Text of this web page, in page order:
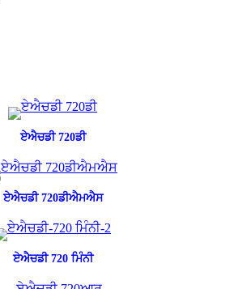
ਏਐਚਡੀ 720ਡੀ
ਏਐਚਡੀ 720ਡੀਐਮਐਸ
ਏਐਚਡੀ 720 ਮਿੰਨੀ